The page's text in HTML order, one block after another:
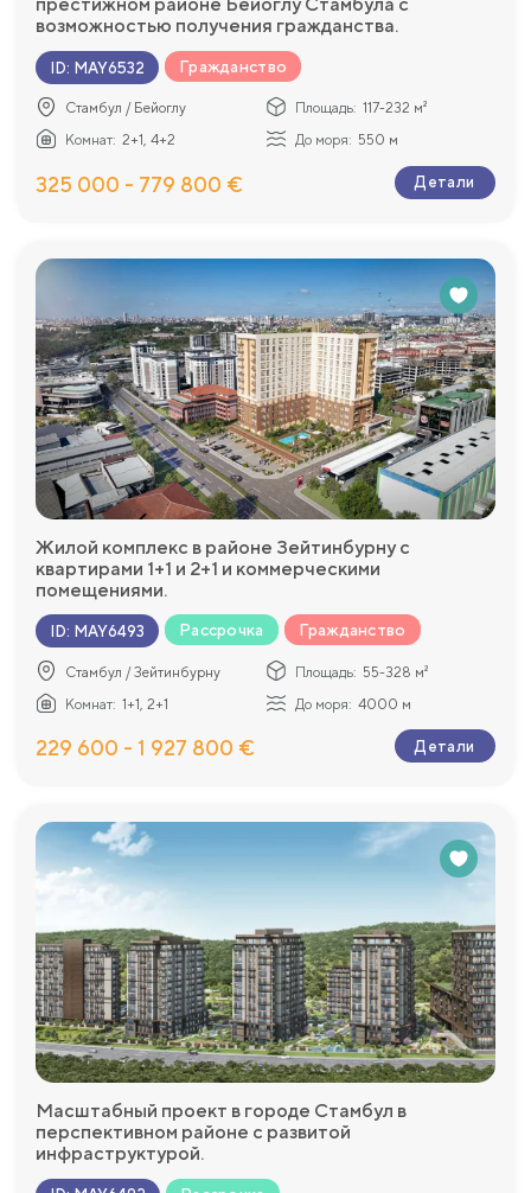
престижном районе Бейоглу Стамбула с
возможностью получения гражданства.
ID: MAY6532 Гражданство
Стамбул / Бейоглу Площадь: 117-232 м²
Комнат: 2+1, 4+2 До моря: 550 м
325 000 - 779 800 € Детали
Жилой комплекс в районе Зейтинбурну с
квартирами 1+1 и 2+1 и коммерческими
помещениями.
ID: MAY6493 Рассрочка Гражданство
Стамбул / Зейтинбурну Площадь: 55-328 м²
Комнат: 1+1, 2+1 До моря: 4000 м
229 600 - 1 927 800 € Детали
Масштабный проект в городе Стамбул в
перспективном районе с развитой
инфраструктурой.